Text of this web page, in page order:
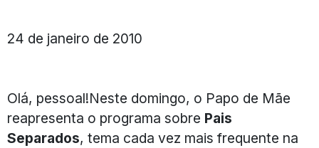
24 de janeiro de 2010
Olá, pessoal!Neste domingo, o Papo de Mãe
reapresenta o programa sobre Pais
Separados, tema cada vez mais frequente na